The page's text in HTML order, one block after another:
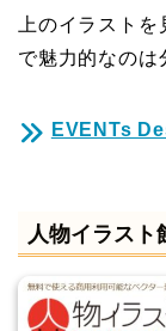
上のイラスト
で魅力的なのは
EVENTs
人物イラスト